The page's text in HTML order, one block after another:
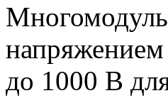
до 1000 В